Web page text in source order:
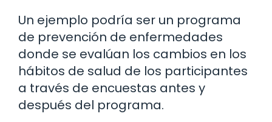
Un ejemplo podría ser un programa
de prevención de enfermedades
donde se evalúan los cambios en los
hábitos de salud de los participantes
a través de encuestas antes y
después del programa.